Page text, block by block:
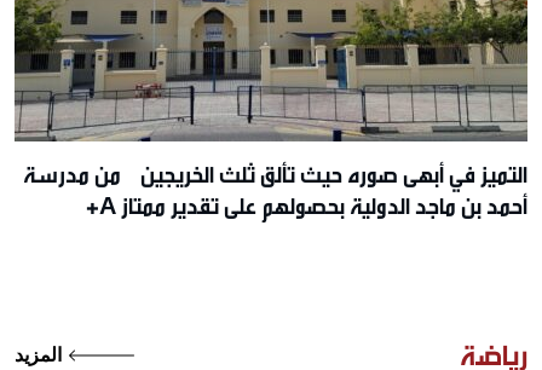
التميز في أبهى صوره حيث تألق ثلث الخريجين من مدرسة
أحمد بن ماجد الدولية بحصولهم على تقدير ممتاز A+
رياضة المزيد